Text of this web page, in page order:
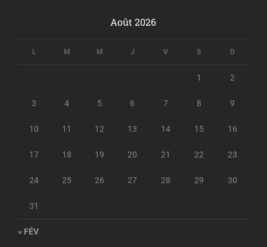
Août 2026
L M M J V S D
1 2
3 4 5 6 7 8 9
10 11 12 13 14 15 16
17 18 19 20 21 22 23
24 25 26 27 28 29 30
31
« FÉV